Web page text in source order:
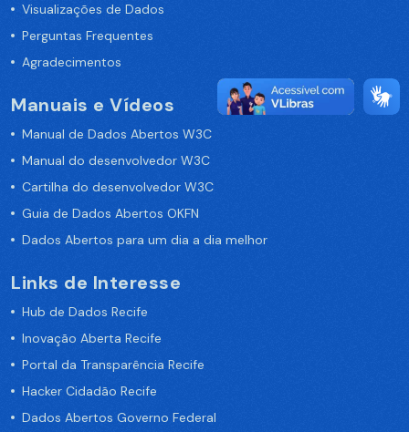
Visualizações de Dados
Perguntas Frequentes
Agradecimentos
Manuais e Vídeos
Manual de Dados Abertos W3C
Manual do desenvolvedor W3C
Cartilha do desenvolvedor W3C
Guia de Dados Abertos OKFN
Dados Abertos para um dia a dia melhor
Links de Interesse
Hub de Dados Recife
Inovação Aberta Recife
Portal da Transparência Recife
Hacker Cidadão Recife
Dados Abertos Governo Federal